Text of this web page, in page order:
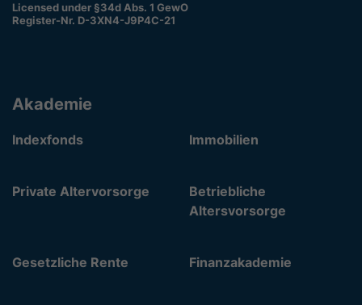
Licensed under §34d Abs. 1 GewO
Register-Nr. D-3XN4-J9P4C-21
Akademie
Indexfonds Immobilien
Private Altervorsorge
Betriebliche
Altersvorsorge
Gesetzliche Rente Finanzakademie